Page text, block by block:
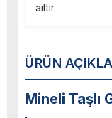
ÜRÜN
Mineli Taşlı
aittir.